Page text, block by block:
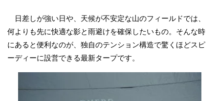
日差しが強い日や、天候が不安定な山のフィールドでは、
何よりも先に快適な影と雨避けを確保したいもの。そんな時
にあると便利なのが、独自のテンション構造で驚くほどスピ
ーディーに設営できる最新タープです。